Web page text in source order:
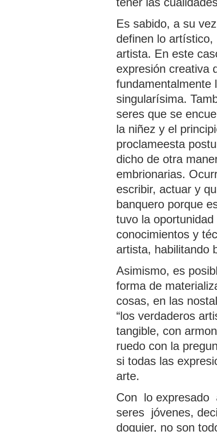
Es sabido, a su
definen lo
artista. En este
expresión creativa
fundamentalmente
singularísima.
seres que se
la niñez y el
proclameesta
dicho de otra
embrionarias.
escribir, actuar y
banquero porque
tuvo la
conocimientos y
artista, habilitando
Asimismo, es
forma de
cosas, en las
“los verdaderos
tangible, con
ruedo con la
si todas las
arte.
Con lo expresado
seres jóvenes,
doquier, no son